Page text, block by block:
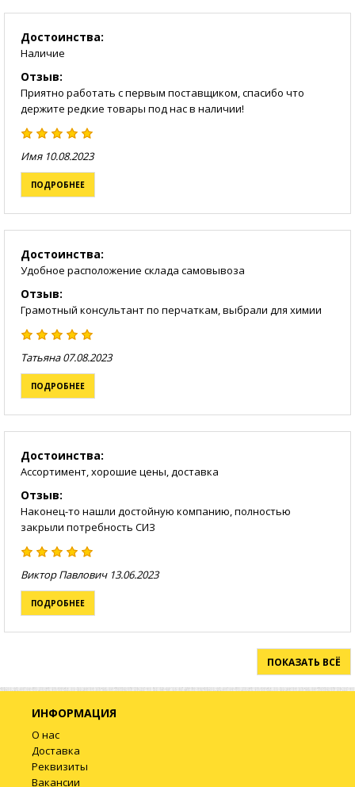
Достоинства:
Наличие
Отзыв:
Приятно работать с первым поставщиком, спасибо что
держите редкие товары под нас в наличии!
Имя 10.08.2023
ПОДРОБНЕЕ
Достоинства:
Удобное расположение склада самовывоза
Отзыв:
Грамотный консультант по перчаткам, выбрали для химии
Татьяна 07.08.2023
ПОДРОБНЕЕ
Достоинства:
Ассортимент, хорошие цены, доставка
Отзыв:
Наконец-то нашли достойную компанию, полностью
закрыли потребность СИЗ
Виктор Павлович 13.06.2023
ПОДРОБНЕЕ
ПОКАЗАТЬ ВСЁ
ИНФОРМАЦИЯ
О нас
Доставка
Реквизиты
Вакансии